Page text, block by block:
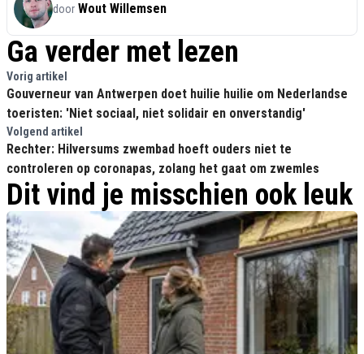
door Wout Willemsen
Ga verder met lezen
Vorig artikel
Gouverneur van Antwerpen doet huilie huilie om Nederlandse
toeristen: 'Niet sociaal, niet solidair en onverstandig'
Volgend artikel
Rechter: Hilversums zwembad hoeft ouders niet te
controleren op coronapas, zolang het gaat om zwemles
Dit vind je misschien ook leuk